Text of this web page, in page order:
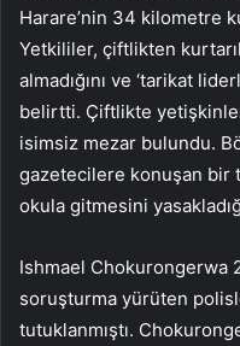
Harare’nin 34 kilometre
Yetkililer, çiftlikten
almadığını ve ‘tarikat
belirtti. Çiftlikte
isimsiz mezar bulundu.
gazetecilere konuşan bir
okula gitmesini
Ishmael Chokurongerwa
soruşturma yürüten
tutuklanmıştı.